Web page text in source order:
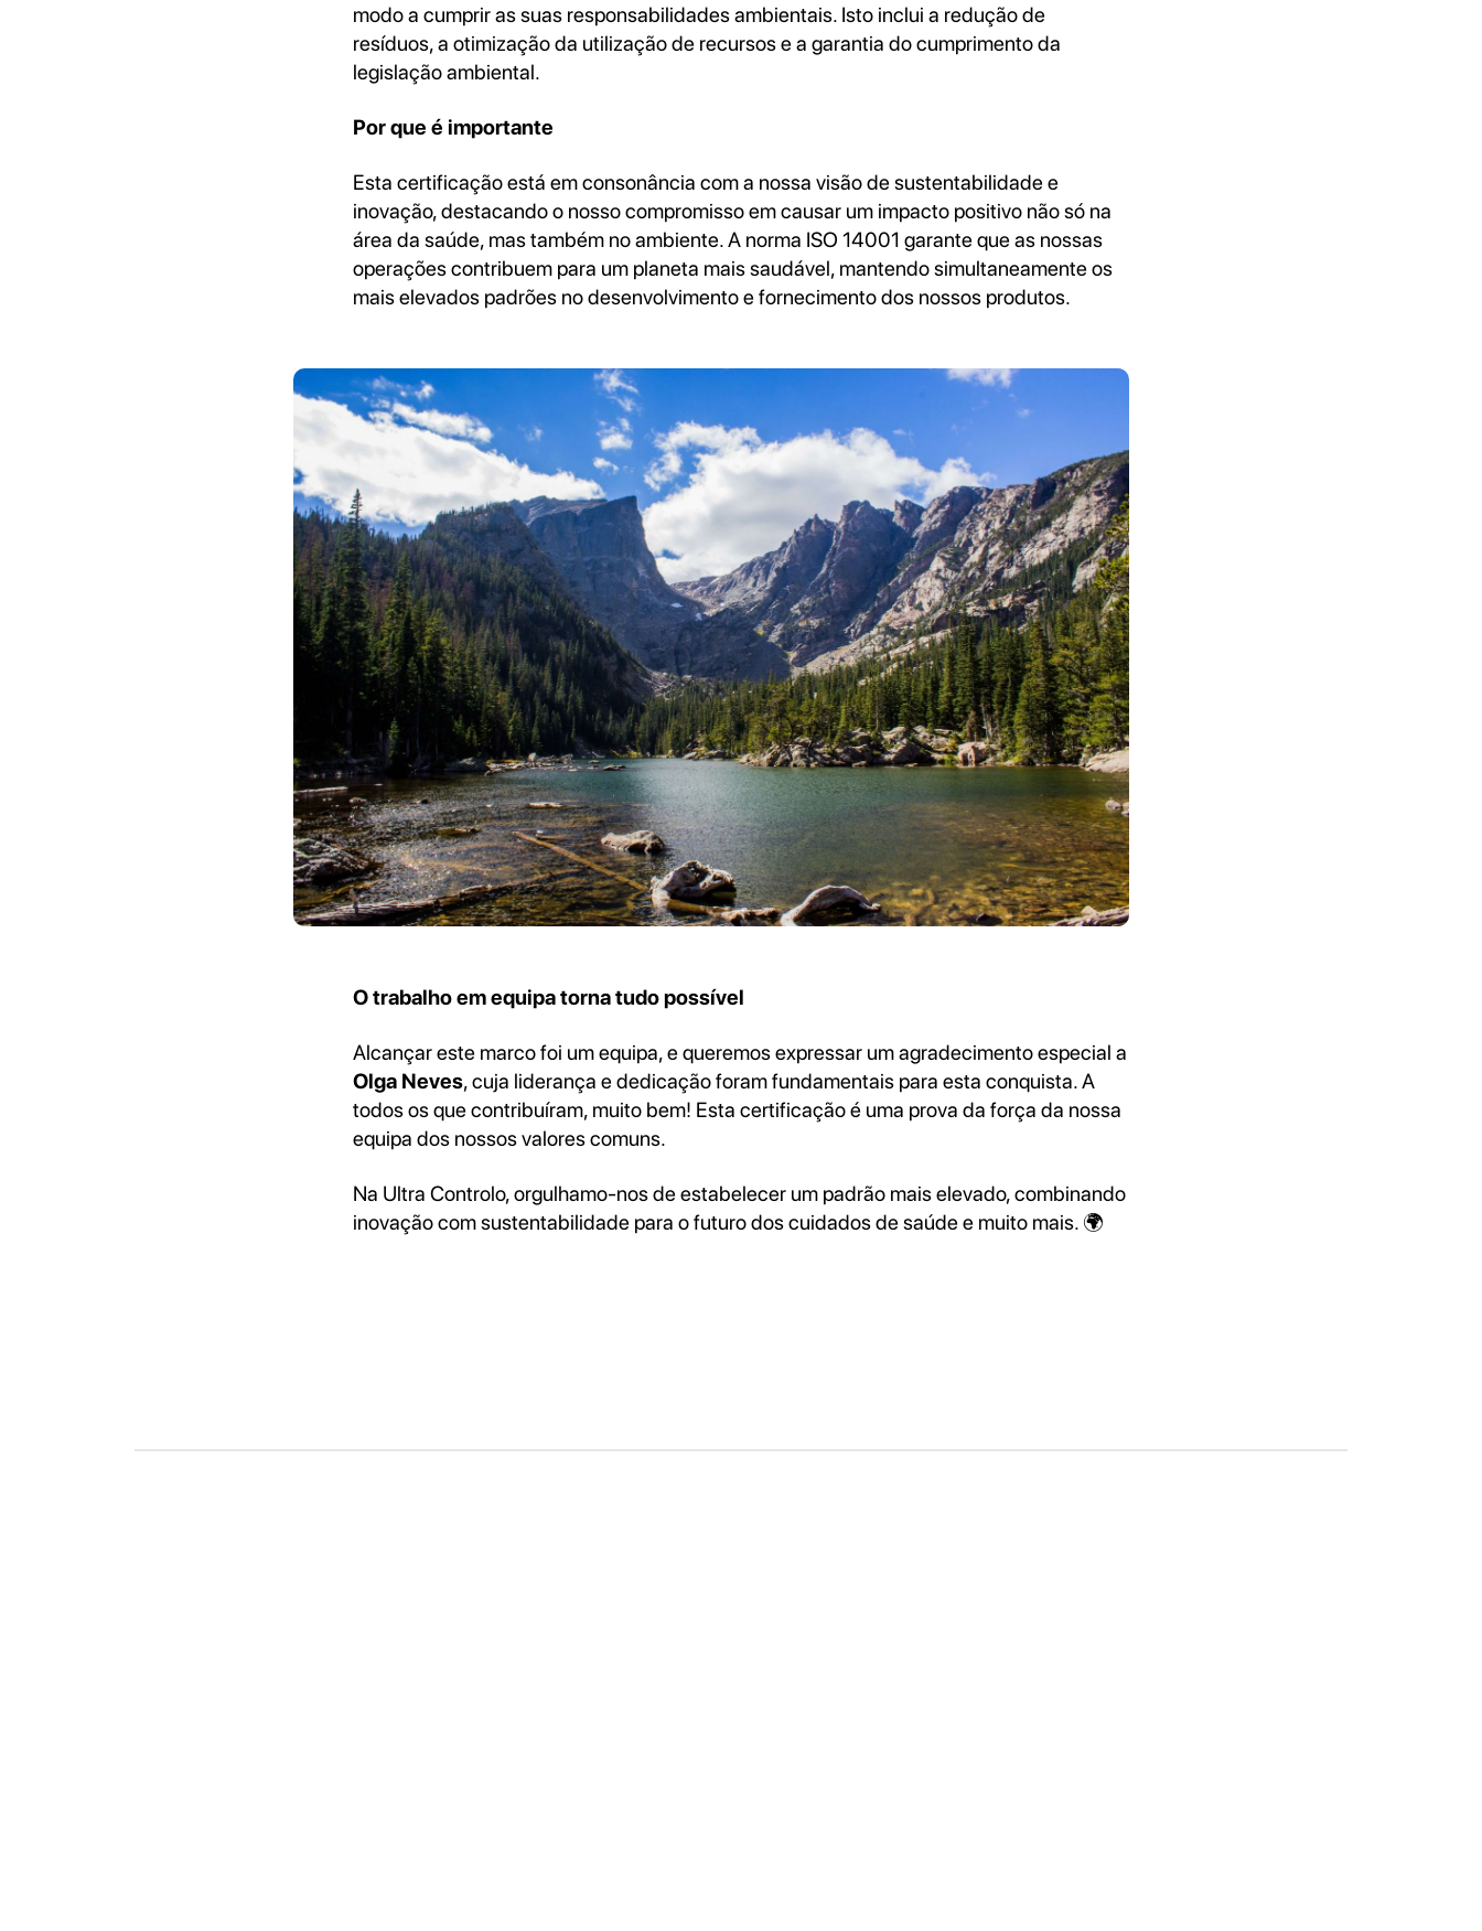
modo a cumprir as suas responsabilidades ambientais. Isto inclui a redução de
resíduos, a otimização da utilização de recursos e a garantia do cumprimento da
legislação ambiental.
Por que é importante
Esta certificação está em consonância com a nossa visão de sustentabilidade e
inovação, destacando o nosso compromisso em causar um impacto positivo não só na
área da saúde, mas também no ambiente. A norma ISO 14001 garante que as nossas
operações contribuem para um planeta mais saudável, mantendo simultaneamente os
mais elevados padrões no desenvolvimento e fornecimento dos nossos produtos.
O trabalho em equipa torna tudo possível
Alcançar este marco foi um equipa, e queremos expressar um agradecimento especial a
Olga Neves, cuja liderança e dedicação foram fundamentais para esta conquista. A
todos os que contribuíram, muito bem! Esta certificação é uma prova da força da nossa
equipa dos nossos valores comuns.
Na Ultra Controlo, orgulhamo-nos de estabelecer um padrão mais elevado, combinando
inovação com sustentabilidade para o futuro dos cuidados de saúde e muito mais. 🌍